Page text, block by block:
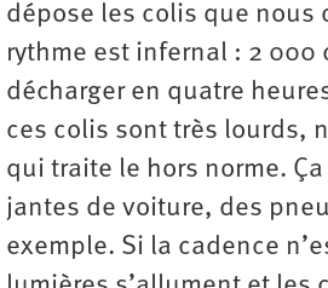
dépose les colis que nous
rythme est infernal : 2 000
décharger en quatre
ces colis sont très lourds,
qui traite le hors norme.
jantes de voiture, des
exemple. Si la cadence